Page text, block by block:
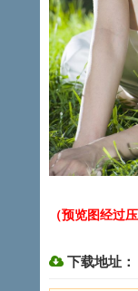
（预览图经过
下载地址：